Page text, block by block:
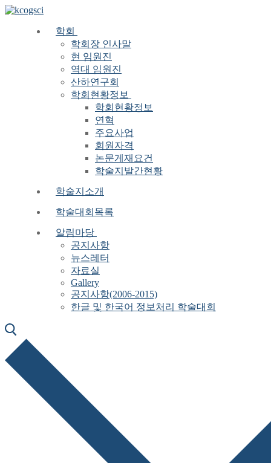
Skip
Menu
Close
학회
학회장 인사말
현 임원진
역대 임원진
산하연구회
학회현황정보
학회현황정보
연혁
주요사업
회원자격
논문게재요건
학술지발간현황
학술지소개
학술대회목록
알림마당
공지사항
뉴스레터
자료실
Gallery
공지사항(2006-2015)
한글 및 한국어 정보처리 학술대회